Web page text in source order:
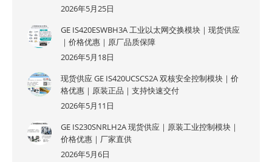
2026年5月25日
GE IS420ESWBH3A 工业以太网交换模块｜现货供应
｜价格优惠｜原厂品质保障
2026年5月18日
现货供应 GE IS420UCSCS2A 双核安全控制模块｜价
格优惠｜原装正品｜支持快速交付
2026年5月11日
GE IS230SNRLH2A 现货供应｜原装工业控制模块｜
价格优惠｜厂家直供
2026年5月6日